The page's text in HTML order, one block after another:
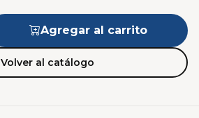
Agregar al carrito
Volver al catálogo